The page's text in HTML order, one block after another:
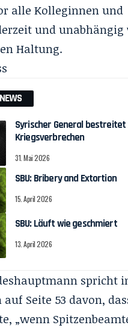
alle Kolleginnen und
und unabhängig
Haltung.
Syrischer General bestreitet
Kriegsverbrechen
31. Mai 2026
SBU: Bribery and Extortion
15. April 2026
SBU: Läuft wie geschmiert
13. April 2026
spricht
Seite 53 davon,
„wenn